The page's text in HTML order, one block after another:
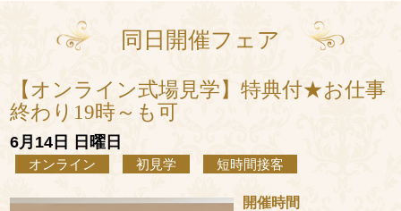
同日開催フェア
【オンライン式場見学】特典付★お仕事
終わり19時～も可
6月14日 日曜日
オンライン 初見学 短時間接客
開催時間